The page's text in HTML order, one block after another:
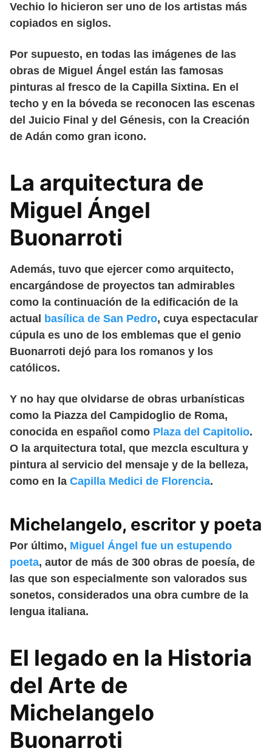
Vechio lo hicieron ser uno de los artistas más
copiados en siglos.
Por supuesto, en todas las imágenes de las
obras de Miguel Ángel están las famosas
pinturas al fresco de la Capilla Sixtina. En el
techo y en la bóveda se reconocen las escenas
del Juicio Final y del Génesis, con la Creación
de Adán como gran icono.
La arquitectura de
Miguel Ángel
Buonarroti
Además, tuvo que ejercer como arquitecto,
encargándose de proyectos tan admirables
como la continuación de la edificación de la
actual
basílica de San Pedro, cuya espectacular
cúpula es uno de los emblemas que el genio
Buonarroti dejó para los romanos y los
católicos.
Y no hay que olvidarse de obras urbanísticas
como la Piazza del Campidoglio de Roma,
conocida en español como Plaza del Capitolio.
O la arquitectura total, que mezcla escultura y
pintura al servicio del mensaje y de la belleza,
como en la Capilla Medici de Florencia.
Michelangelo, escritor y poeta
Por último, Miguel Ángel fue un estupendo
poeta, autor de más de 300 obras de poesía, de
las que son especialmente son valorados sus
sonetos, considerados una obra cumbre de la
lengua italiana.
El legado en la Historia
del Arte de
Michelangelo
Buonarroti